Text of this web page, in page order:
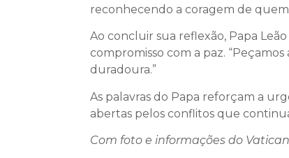
reconhecendo a coragem de
Ao concluir sua reflexão, Papa
compromisso com a paz.
duradoura.”
As palavras do Papa reforçam a
abertas pelos conflitos que
Com foto e informações do